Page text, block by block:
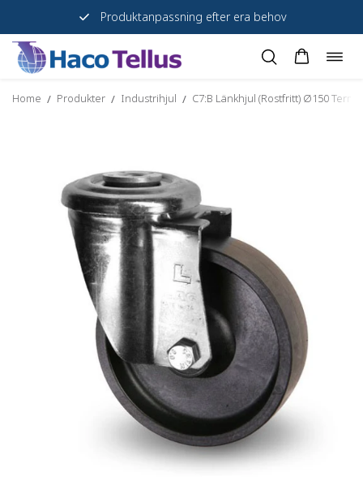
Produktanpassning efter era behov
Skip
content
Home / Produkter / Industrihjul / C7:B Länkhjul (Rostfritt) Ø150